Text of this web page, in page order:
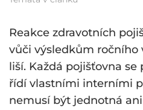
Reakce zdravotních
vůči výsledkům ročního
liší. Každá pojišťovna
řídí vlastními interními
nemusí být jednotná